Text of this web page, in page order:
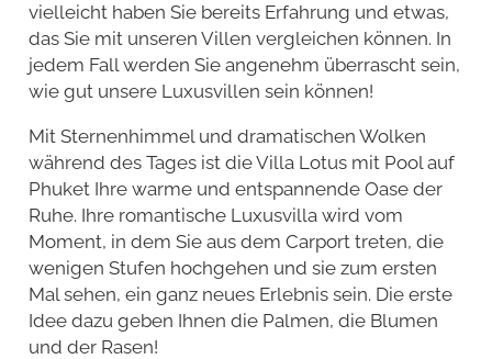
vielleicht haben Sie bereits Erfahrung und etwas,
das Sie mit unseren Villen vergleichen können. In
jedem Fall werden Sie angenehm überrascht sein,
wie gut unsere Luxusvillen sein können!
Mit Sternenhimmel und dramatischen Wolken
während des Tages ist die Villa Lotus mit Pool auf
Phuket Ihre warme und entspannende Oase der
Ruhe. Ihre romantische Luxusvilla wird vom
Moment, in dem Sie aus dem Carport treten, die
wenigen Stufen hochgehen und sie zum ersten
Mal sehen, ein ganz neues Erlebnis sein. Die erste
Idee dazu geben Ihnen die Palmen, die Blumen
und der Rasen!